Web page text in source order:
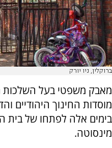
ברוקלין, ניו יורק
מאבק משפטי בעל השלכות
מוסדות החינוך היהודיים
בימים אלה לפתחו של בית
מינסוטה.